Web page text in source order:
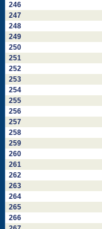
246
247
248
249
250
251
252
253
254
255
256
257
258
259
260
261
262
263
264
265
266